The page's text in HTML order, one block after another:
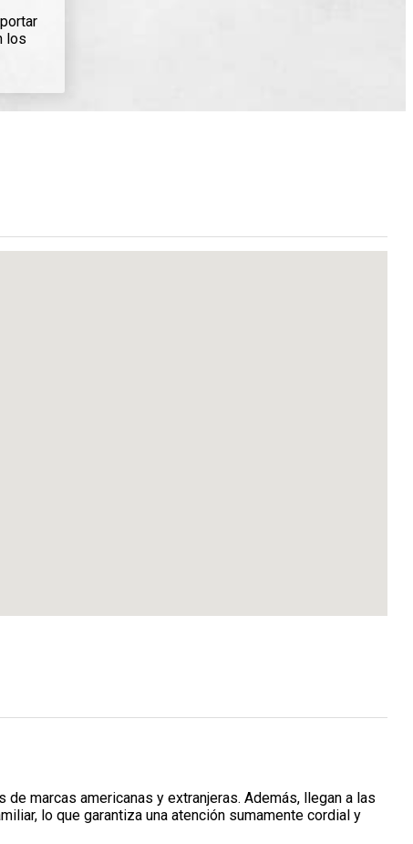
los
marcas americanas y extranjeras. Además, llegan a las
lo que garantiza una atención sumamente cordial y